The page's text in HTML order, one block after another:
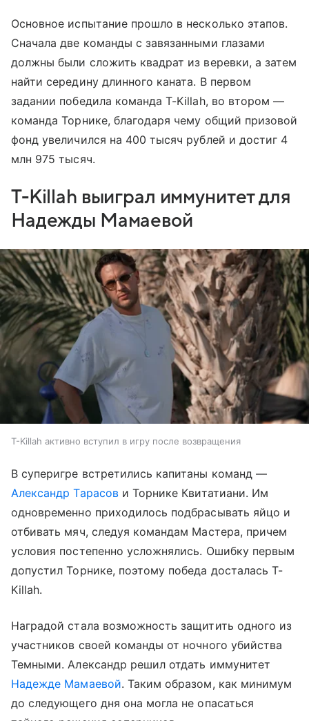
Основное испытание прошло в несколько этапов.
Сначала две команды с завязанными глазами
должны были сложить квадрат из веревки, а затем
найти середину длинного каната. В первом
задании победила команда T-Killah, во втором —
команда Торнике, благодаря чему общий призовой
фонд увеличился на 400 тысяч рублей и достиг 4
млн 975 тысяч.
T-Killah выиграл иммунитет для
Надежды Мамаевой
T-Killah активно вступил в игру после возвращения
В суперигре встретились капитаны команд —
Александр Тарасови Торнике Квитатиани. Им
одновременно приходилось подбрасывать яйцо и
отбивать мяч, следуя командам Мастера, причем
условия постепенно усложнялись. Ошибку первым
допустил Торнике, поэтому победа досталась T-
Killah.
Наградой стала возможность защитить одного из
участников своей команды от ночного убийства
Темными. Александр решил отдать иммунитет
Надежде Мамаевой. Таким образом, как минимум
до следующего дня она могла не опасаться